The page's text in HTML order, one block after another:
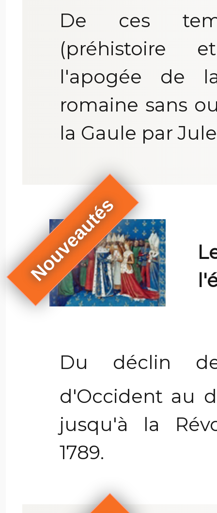
De ces
(préhistoire
l'apogée de
romaine sans
la Gaule par
Nouveautés
Du déclin
d'Occident au
jusqu'à la
1789.